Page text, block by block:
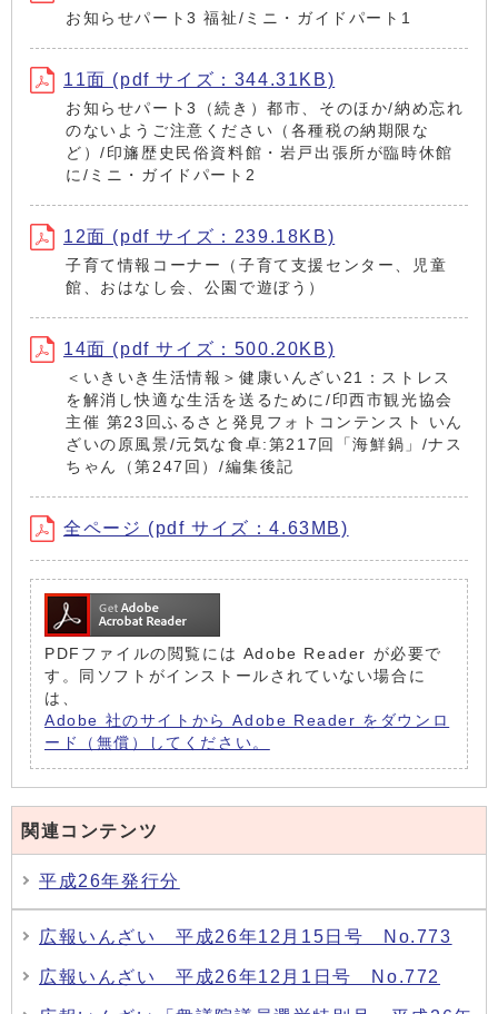
お知らせパート3 福祉/ミニ・ガイドパート1
11面 (pdf サイズ：344.31KB)
お知らせパート3（続き）都市、そのほか/納め忘れ
のないようご注意ください（各種税の納期限な
ど）/印旛歴史民俗資料館・岩戸出張所が臨時休館
に/ミニ・ガイドパート2
12面 (pdf サイズ：239.18KB)
子育て情報コーナー（子育て支援センター、児童
館、おはなし会、公園で遊ぼう）
14面 (pdf サイズ：500.20KB)
＜いきいき生活情報＞健康いんざい21：ストレス
を解消し快適な生活を送るために/印西市観光協会
主催 第23回ふるさと発見フォトコンテンスト いん
ざいの原風景/元気な食卓:第217回「海鮮鍋」/ナス
ちゃん（第247回）/編集後記
全ページ (pdf サイズ：4.63MB)
PDFファイルの閲覧には Adobe Reader が必要で
す。同ソフトがインストールされていない場合に
は、
Adobe 社のサイトから Adobe Reader をダウンロ
ード（無償）してください。
関連コンテンツ
平成26年発行分
広報いんざい 平成26年12月15日号 No.773
広報いんざい 平成26年12月1日号 No.772